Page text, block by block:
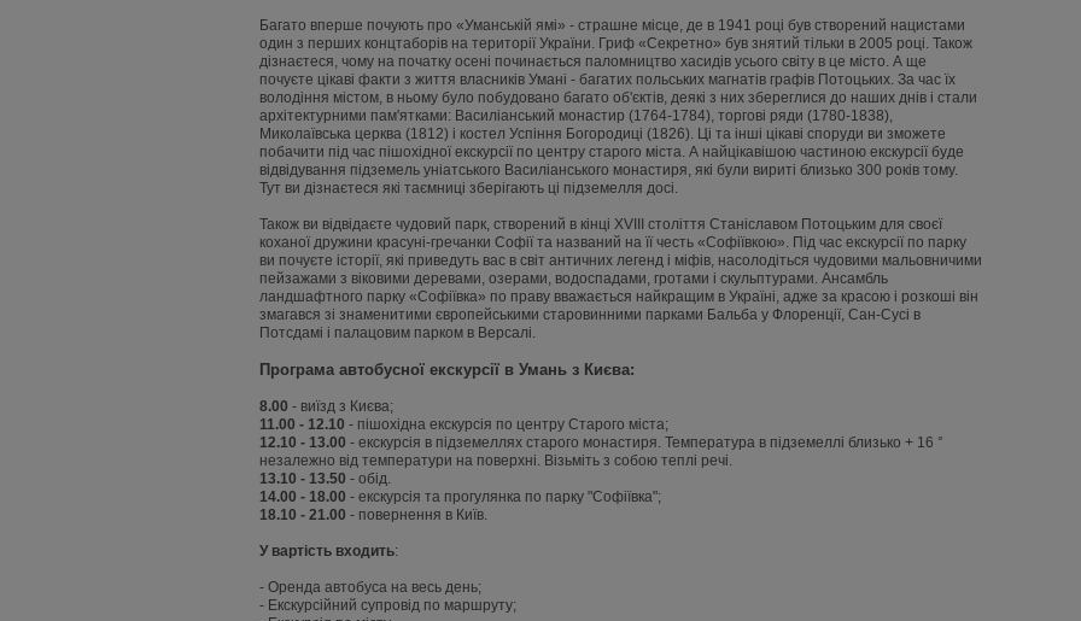
Багато вперше почують про «Уманській ямі» - страшне місце, де в 1941 році був створений нацистами
один з перших концтаборів на території України. Гриф «Секретно» був знятий тільки в 2005 році. Також
дізнаєтеся, чому на початку осені починається паломництво хасидів усього світу в це місто. А ще
почуєте цікаві факти з життя власників Умані - багатих польських магнатів графів Потоцьких. За час їх
володіння містом, в ньому було побудовано багато об'єктів, деякі з них збереглися до наших днів і стали
архітектурними пам'ятками: Василіанський монастир (1764-1784), торгові ряди (1780-1838),
Миколаївська церква (1812) і костел Успіння Богородиці (1826). Ці та інші цікаві споруди ви зможете
побачити під час пішохідної екскурсії по центру старого міста. А найцікавішою частиною екскурсії буде
відвідування підземель уніатського Василіанського монастиря, які були вириті близько 300 років тому.
Тут ви дізнаєтеся які таємниці зберігають ці підземелля досі.
Також ви відвідаєте чудовий парк, створений в кінці ХVIII століття Станіславом Потоцьким для своєї
коханої дружини красуні-гречанки Софії та названий на її честь «Софіївкою». Під час екскурсії по парку
ви почуєте історії, які приведуть вас в світ античних легенд і міфів, насолодіться чудовими мальовничими
пейзажами з віковими деревами, озерами, водоспадами, гротами і скульптурами. Ансамбль
ландшафтного парку «Софіївка» по праву вважається найкращим в Україні, адже за красою і розкоші він
змагався зі знаменитими європейськими старовинними парками Бальба у Флоренції, Сан-Сусі в
Потсдамі і палацовим парком в Версалі.
Програма автобусної екскурсії в Умань з Києва:
8.00 - виїзд з Києва;
11.00 - 12.10 - пішохідна екскурсія по центру Старого міста;
12.10 - 13.00 - екскурсія в підземеллях старого монастиря. Температура в підземеллі близько + 16 °
незалежно від температури на поверхні. Візьміть з собою теплі речі.
13.10 - 13.50 - обід.
14.00 - 18.00 - екскурсія та прогулянка по парку "Софіївка";
18.10 - 21.00 - повернення в Київ.
У вартість входить:
- Оренда автобуса на весь день;
- Екскурсійний супровід по маршруту;